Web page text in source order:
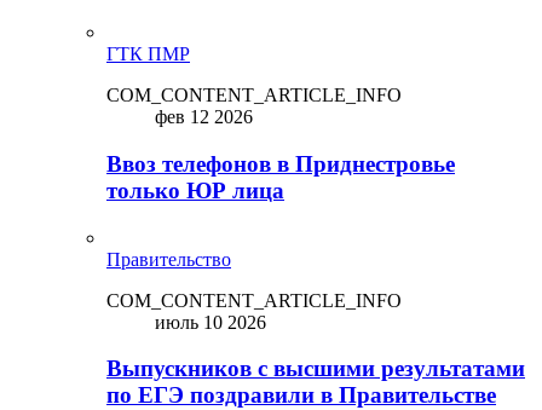
ГТК ПМР
COM_CONTENT_ARTICLE_INFO
фев 12 2026
Ввоз телефонов в Приднестровье
только ЮР лица
Правительство
COM_CONTENT_ARTICLE_INFO
июль 10 2026
Выпускников с высшими результатами
по ЕГЭ поздравили в Правительстве